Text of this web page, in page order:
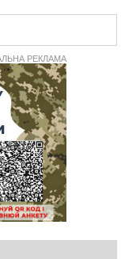
у гуртожитку, де
чорного грифа
на роботу
земельних
з області
Prize Ukraine 2026
людей поважного
РЕКЛАМА